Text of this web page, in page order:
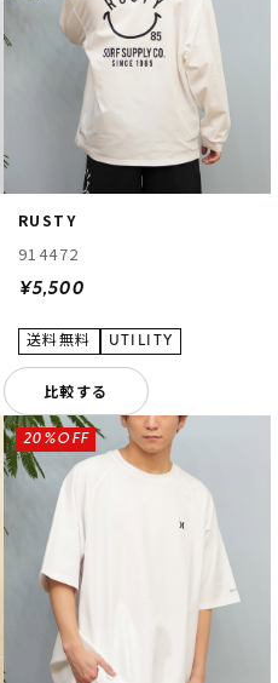
RUSTY
914472
¥5,500
比較する
20%OFF